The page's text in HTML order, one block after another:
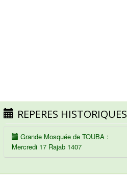
REPERES HISTORIQUES
Grande Mosquée de TOUBA :
Mercredi 17 Rajab 1407